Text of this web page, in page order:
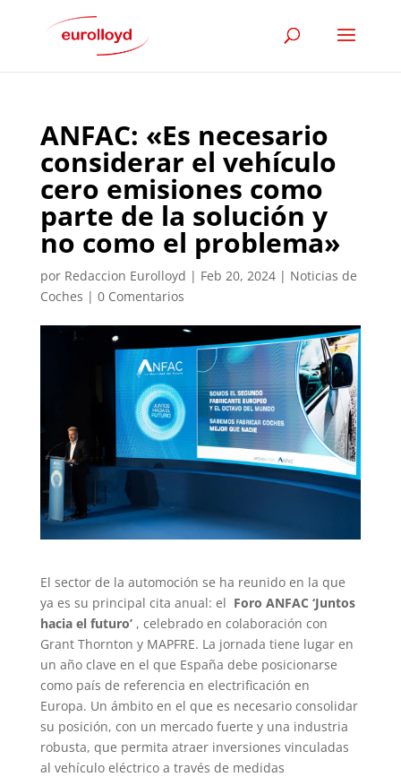
ANFAC: «Es necesario
considerar el vehículo
cero emisiones como
parte de la solución y
no como el problema»
por Redaccion Eurolloyd | Feb 20, 2024| Noticias de
Coches | 0 Comentarios
El sector de la automoción se ha reunido en la que
ya es su principal cita anual: el Foro ANFAC ‘Juntos
hacia el futuro’, celebrado en colaboración con
Grant Thornton y MAPFRE. La jornada tiene lugar en
un año clave en el que España debe posicionarse
como país de referencia en electrificación en
Europa. Un ámbito en el que es necesario consolidar
su posición, con un mercado fuerte y una industria
robusta, que permita atraer inversiones vinculadas
al vehículo eléctrico a través de medidas